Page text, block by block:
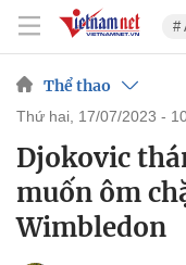
#
Thể thao
thứ hai, 17/07/2023 -
Djokovic
muốn ôm
Wimbledon